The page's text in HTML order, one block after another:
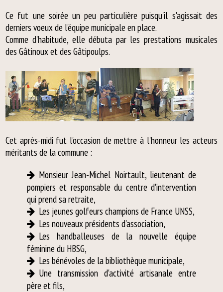
Ce fut une soirée un peu particulière puisqu'il s'agissait des
derniers voeux de l'équipe municipale en place.
Comme d'habitude, elle débuta par les prestations musicales
des Gâtinoux et des Gâtipoulps.
Cet après-midi fut l'occasion de mettre à l'honneur les acteurs
méritants de la commune :
Monsieur Jean-Michel Noirtault, lieutenant de
pompiers et responsable du centre d'intervention
qui prend sa retraite,
Les jeunes golfeurs champions de France UNSS,
Les nouveaux présidents d'association,
Les handballeuses de la nouvelle équipe
féminine du HBSG,
Les bénévoles de la bibliothèque municipale,
Une transmission d'activité artisanale entre
père et fils,